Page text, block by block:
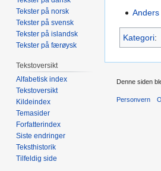
Kategori:
Tekster på norsk
Tekster på svensk
Tekster på islandsk
Tekster på færøysk
Tekstoversikt
Alfabetisk index
Tekstoversikt
Kildeindex
Temasider
Forfatterindex
Siste endringer
Teksthistorik
Tilfeldig side
Denne siden
Personvern